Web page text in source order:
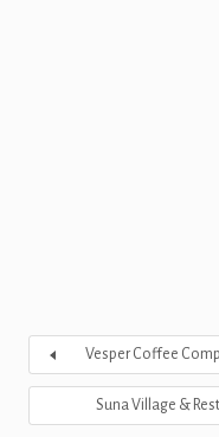
Vesper Coffee
Suna Village &